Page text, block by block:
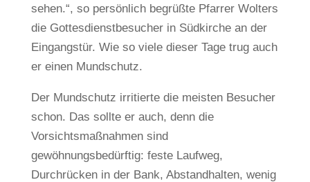
sehen.“, so persönlich begrüßte Pfarrer Wolters
die Gottesdienstbesucher in Südkirche an der
Eingangstür. Wie so viele dieser Tage trug auch
er einen Mundschutz.
Der Mundschutz irritierte die meisten Besucher
schon. Das sollte er auch, denn die
Vorsichtsmaßnahmen sind
gewöhnungsbedürftig: feste Laufweg,
Durchrücken in der Bank, Abstandhalten, wenig